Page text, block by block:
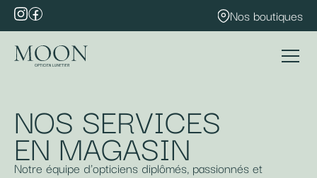
Nos boutiques
NOS SERVICES
EN MAGASIN
Notre équipe d'opticiens diplômés, passionnés et